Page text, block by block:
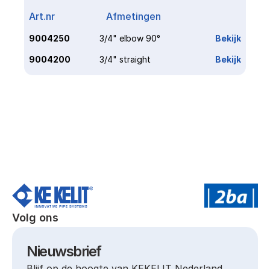
Art.nr Afmetingen
9004250 3/4" elbow 90° Bekijk
9004200 3/4" straight Bekijk
Volg ons
Nieuwsbrief